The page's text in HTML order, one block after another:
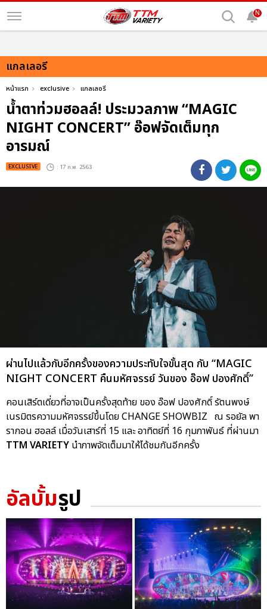
N
แกลเลอรี
หน้าแรก exclusive แกลเลอรี
น้ำตาท่วมฮอลล์! ประมวลภาพ “MAGIC
NIGHT CONCERT” อ๊อฟจัดเต็มทุก
อารมณ์
EXCLUSIVE : 17 ก.พ. 2563
ผ่านไปแล้วกับอีกครั้งของความประทับใจขั้นสุด กับ “MAGIC
NIGHT CONCERT คืนมหัศจรรย์ วันของ อ๊อฟ ปองศักดิ์”
คอนเสิร์ตเดี่ยวที่อาจเป็นครั้งสุดท้าย ของ อ๊อฟ ปองศักดิ์ รัตนพงษ์
เนรมิตรความมหัศจรรย์ขึ้นโดย CHANGE SHOWBIZ ณ รอยัล พา
รากอน ฮอลล์ เมื่อวันเสาร์ที่ 15 และ อาทิตย์ที่ 16 กุมภาพันธ์ ที่ผ่านมา
TTM VARIETY นำภาพจัดเต็มมาให้ได้ชมกันอีกครั้ง
อัลบั้มรูป